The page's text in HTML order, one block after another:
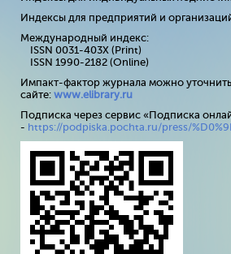
Индексы для предприятий и
Международный индекс:
ISSN 0031-403X (Print)
ISSN 1990-2182 (Online)
Импакт-фактор журнала можно
сайте: www.elibrary.ru
Подписка через сервис «Подписка
- https://podpiska.pochta.ru/press/